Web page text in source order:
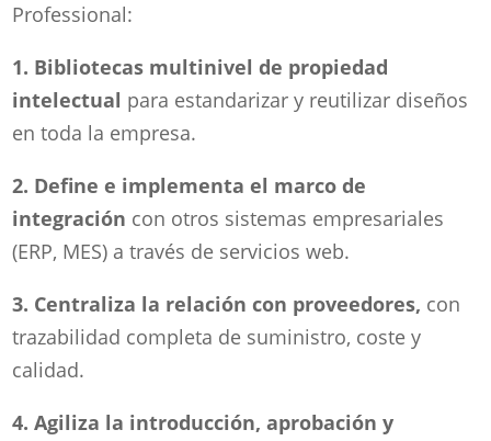
Professional:
1. Bibliotecas multinivel de propiedad
intelectual para estandarizar y reutilizar diseños
en toda la empresa.
2. Define e implementa el marco de
integración con otros sistemas empresariales
(ERP, MES) a través de servicios web.
3. Centraliza la relación con proveedores, con
trazabilidad completa de suministro, coste y
calidad.
4. Agiliza la introducción, aprobación y